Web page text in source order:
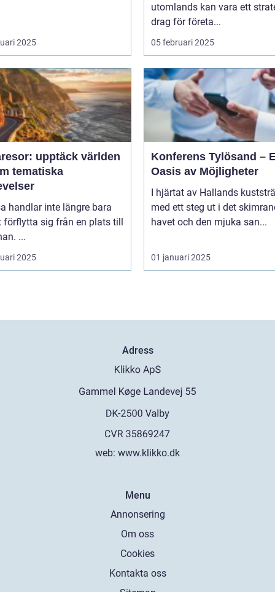
2025
utomlands kan vara ett
drag för företa...
05 februari 2025
upptäck världen
tematiska
handlar inte längre bara
förflytta sig från en plats till
...
2025
Konferens Tylösand –
Oasis av Möjligheter
I hjärtat av Hallands
med ett steg ut i det
havet och den mjuka san...
01 januari 2025
Adress
web: www.klikko.dk
Menu
Annonsering
Om oss
Cookies
Kontakta oss